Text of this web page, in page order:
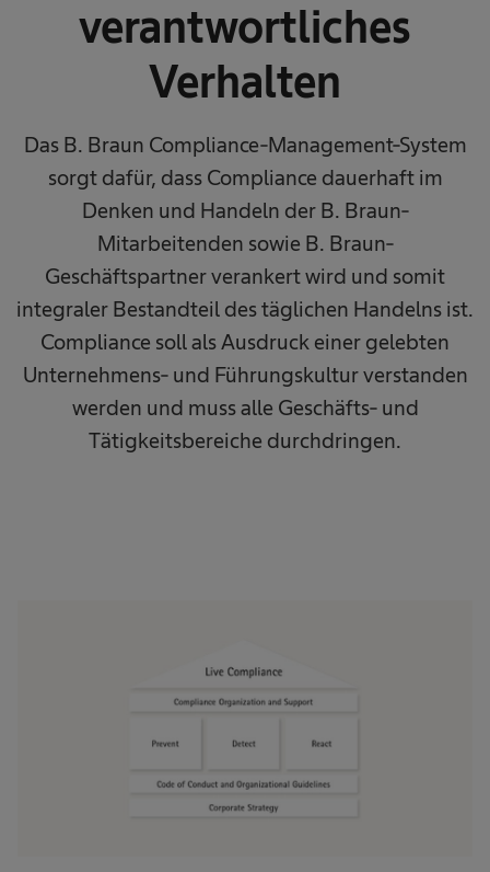
verantwortliches
Verhalten
Das B. Braun Compliance-Management-System
sorgt dafür, dass Compliance dauerhaft im
Denken und Handeln der B. Braun-
Mitarbeitenden sowie B. Braun-
Geschäftspartner verankert wird und somit
integraler Bestandteil des täglichen Handelns ist.
Compliance soll als Ausdruck einer gelebten
Unternehmens- und Führungskultur verstanden
werden und muss alle Geschäfts- und
Tätigkeitsbereiche durchdringen.